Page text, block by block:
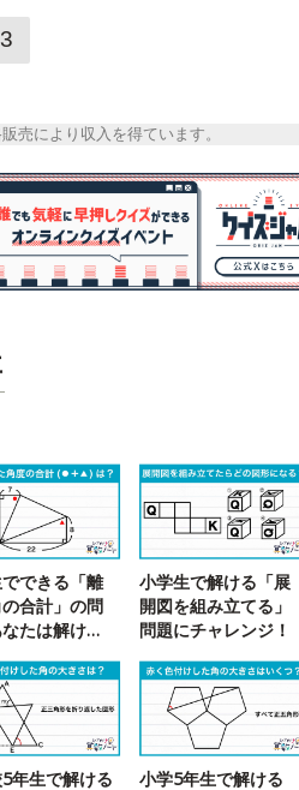
3
売により収入を得ています。
できる「離
合計」の問
たは解け
小学生で解ける「展
開図を組み立てる」
問題にチャレンジ！
年生で解ける 小学5年生で解ける